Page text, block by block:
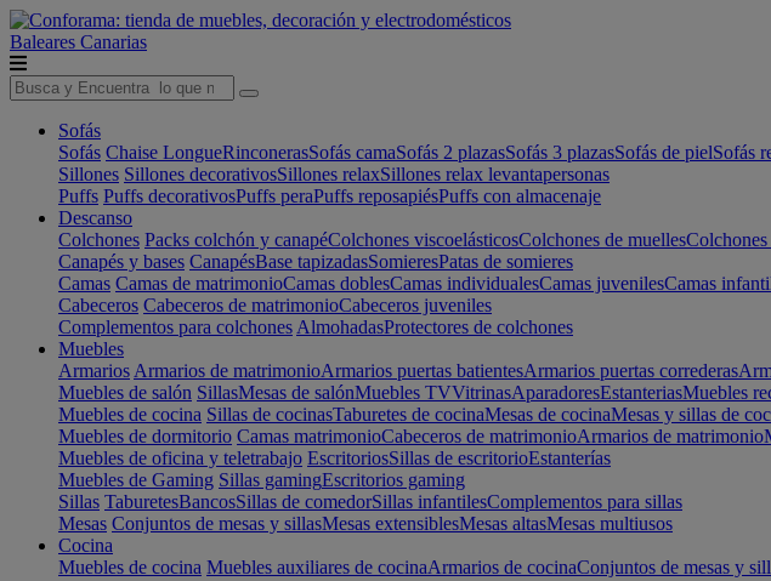
Baleares Canarias
Sofás
Sofás Chaise LongueRinconerasSofás camaSofás 2 plazasSofás 3 plazasSofás de pielSofás
Sillones Sillones decorativosSillones relaxSillones relax levantapersonas
Puffs Puffs decorativosPuffs peraPuffs reposapiésPuffs con almacenaje
Descanso
Colchones Packs colchón y canapéColchones viscoelásticosColchones de muellesColchones
Canapés y bases CanapésBase tapizadasSomieresPatas de somieres
Camas Camas de matrimonioCamas doblesCamas individualesCamas juvenilesCamas
Cabeceros Cabeceros de matrimonioCabeceros juveniles
Complementos para colchones AlmohadasProtectores de colchones
Muebles
Armarios Armarios de matrimonioArmarios puertas batientesArmarios puertas correderas
Muebles de salón SillasMesas de salónMuebles TVVitrinasAparadoresEstanteriasMuebles
Muebles de cocina Sillas de cocinasTaburetes de cocinaMesas de cocinaMesas y sillas de
Muebles de dormitorio Camas matrimonioCabeceros de matrimonioArmarios de matrimonio
Muebles de oficina y teletrabajo EscritoriosSillas de escritorioEstanterías
Muebles de Gaming Sillas gamingEscritorios gaming
Sillas TaburetesBancosSillas de comedorSillas infantilesComplementos para sillas
Mesas Conjuntos de mesas y sillasMesas extensiblesMesas altasMesas multiusos
Cocina
Muebles de cocina Muebles auxiliares de cocinaArmarios de cocinaConjuntos de mesas y